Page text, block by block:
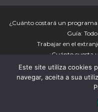
¿Cuánto costará un
Guía:
Trabajar en el
¿Cuánto cuesta
¿Cuánto cuesta un
¿Cuánto cuesta un
Este site utiliza cookies
navegar, aceita a sua